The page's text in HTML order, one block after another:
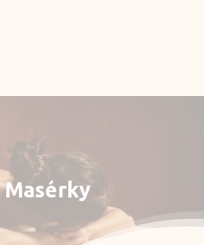
Masérky